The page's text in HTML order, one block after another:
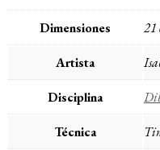
Dimensiones 21
Artista
Disciplina
Técnica